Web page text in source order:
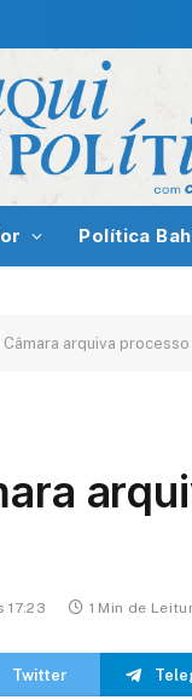
Política
Câmara arquiva
17:23 1 Min de
Twitter